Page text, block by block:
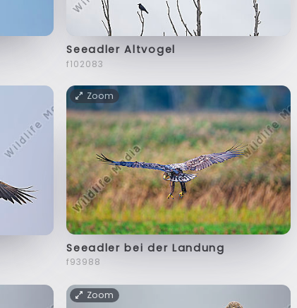
Seeadler Altvogel
f102083
Zoom
Seeadler bei der Landung
f93988
Zoom